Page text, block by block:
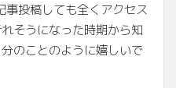
投稿しても全くアクセス
そうになった時期から知
のことのように嬉しいで